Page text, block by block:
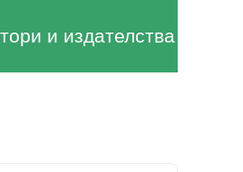
и издателства